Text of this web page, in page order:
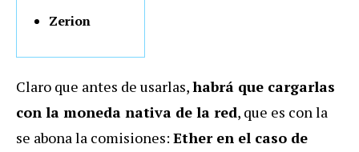
Zerion
Claro que antes de usarlas,habrá que cargarlas
con la moneda nativa de la red, que es con la
se abona la comisiones: Ether en el caso de